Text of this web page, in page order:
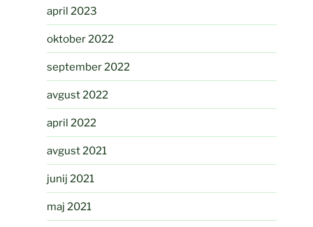
april 2023
oktober 2022
september 2022
avgust 2022
april 2022
avgust 2021
junij 2021
maj 2021